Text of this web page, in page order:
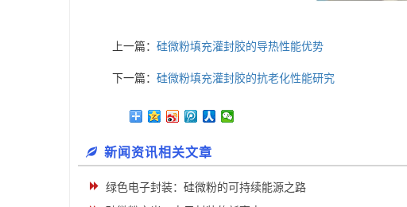
上一篇： 硅微粉填充灌封胶的导热性能优势
下一篇： 硅微粉填充灌封胶的抗老化性能研究
新闻资讯相关文章
绿色电子封装：硅微粉的可持续能源之路